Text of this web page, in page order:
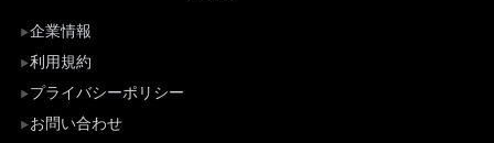
企業情報
利用規約
プライバシーポリシー
お問い合わせ